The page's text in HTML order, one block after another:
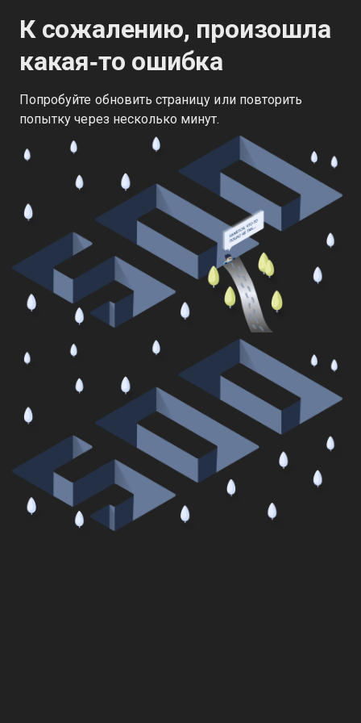
К сожалению, произошла
какая‑то ошибка
Попробуйте обновить страницу или повторить
попытку через несколько минут.